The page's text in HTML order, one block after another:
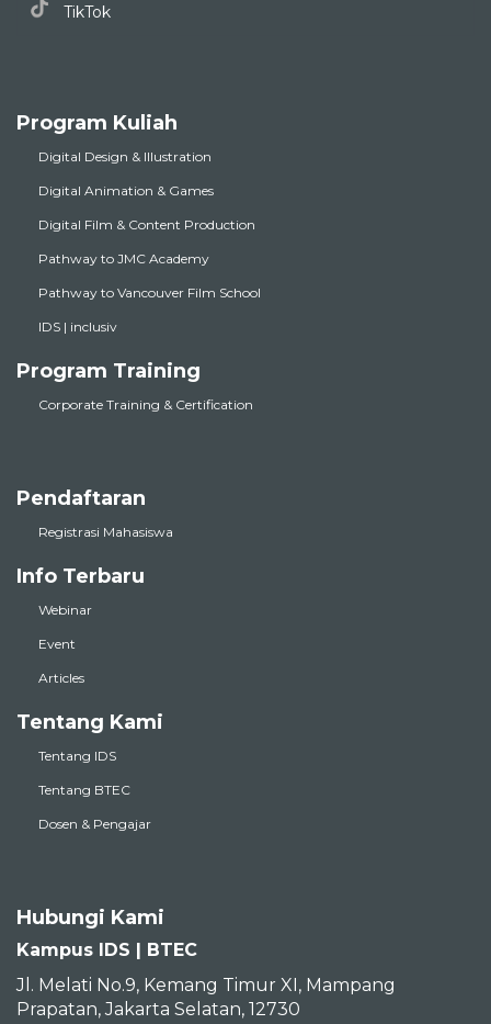
TikTok
Program Kuliah
Digital Design & Illustration
Digital Animation & Games
Digital Film & Content Production
Pathway to JMC Academy
Pathway to Vancouver Film School
IDS | inclusiv
Program Training
Corporate Training & Certification
Pendaftaran
Registrasi Mahasiswa
Info Terbaru
Webinar
Event
Articles
Tentang Kami
Tentang IDS
Tentang BTEC
Dosen & Pengajar
Hubungi Kami
Kampus IDS | BTEC
Jl. Melati No.9, Kemang Timur XI, Mampang
Prapatan, Jakarta Selatan, 12730